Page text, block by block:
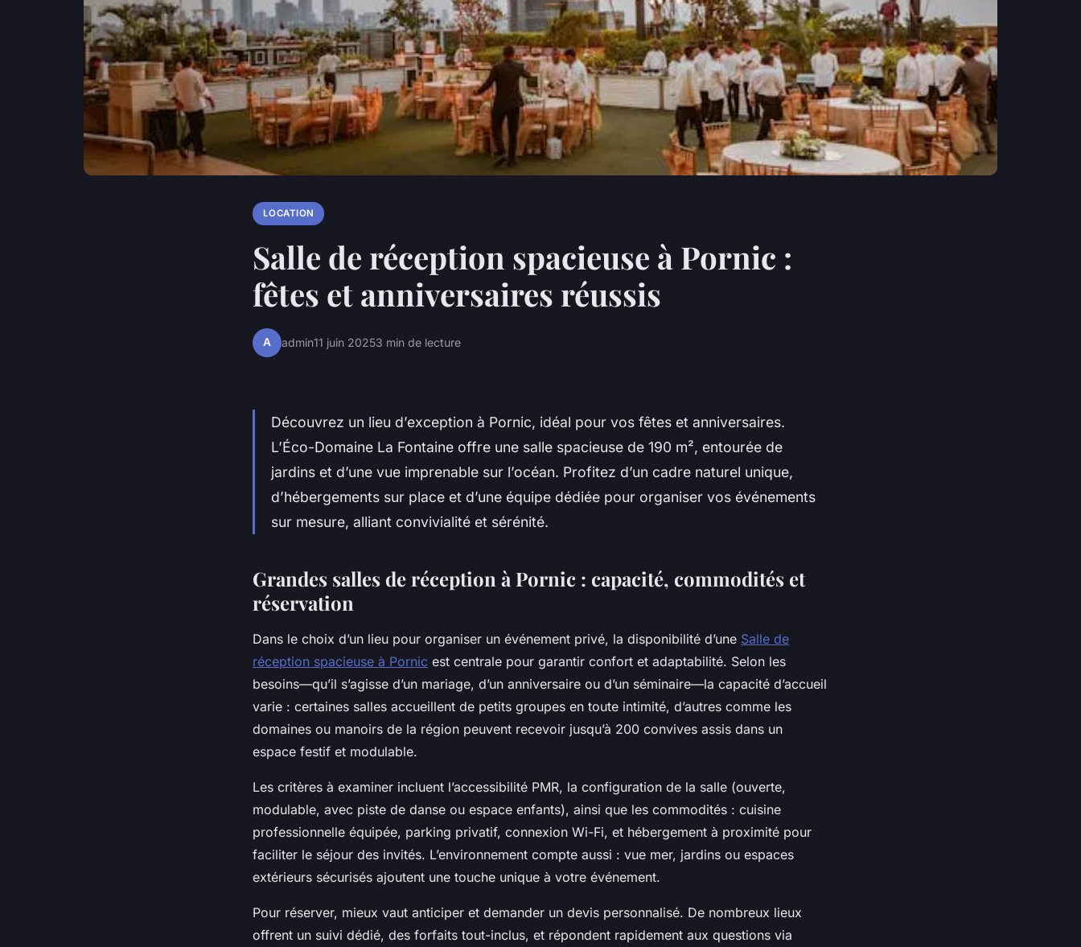
LOCATION
Salle de réception spacieuse à Pornic :
fêtes et anniversaires réussis
A admin11 juin 20253 min de lecture
Découvrez un lieu d’exception à Pornic, idéal pour vos fêtes et anniversaires.
L’Éco-Domaine La Fontaine offre une salle spacieuse de 190 m², entourée de
jardins et d’une vue imprenable sur l’océan. Profitez d’un cadre naturel unique,
d’hébergements sur place et d’une équipe dédiée pour organiser vos événements
sur mesure, alliant convivialité et sérénité.
Grandes salles de réception à Pornic : capacité, commodités et
réservation
Dans le choix d’un lieu pour organiser un événement privé, la disponibilité d’une Salle de
réception spacieuse à Pornic est centrale pour garantir confort et adaptabilité. Selon les
besoins—qu’il s’agisse d’un mariage, d’un anniversaire ou d’un séminaire—la capacité d’accueil
varie : certaines salles accueillent de petits groupes en toute intimité, d’autres comme les
domaines ou manoirs de la région peuvent recevoir jusqu’à 200 convives assis dans un
espace festif et modulable.
Les critères à examiner incluent l’accessibilité PMR, la configuration de la salle (ouverte,
modulable, avec piste de danse ou espace enfants), ainsi que les commodités : cuisine
professionnelle équipée, parking privatif, connexion Wi-Fi, et hébergement à proximité pour
faciliter le séjour des invités. L’environnement compte aussi : vue mer, jardins ou espaces
extérieurs sécurisés ajoutent une touche unique à votre événement.
Pour réserver, mieux vaut anticiper et demander un devis personnalisé. De nombreux lieux
offrent un suivi dédié, des forfaits tout-inclus, et répondent rapidement aux questions via